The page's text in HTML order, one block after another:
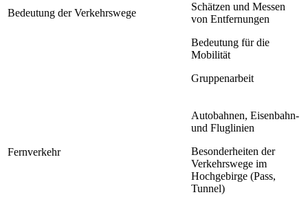
Bedeutung der Verkehrswege
Schätzen und Messen
von Entfernungen
Bedeutung für die
Mobilität
Gruppenarbeit
Fernverkehr
Autobahnen, Eisenbahn-
und Fluglinien
Besonderheiten der
Verkehrswege im
Hochgebirge (Pass,
Tunnel)